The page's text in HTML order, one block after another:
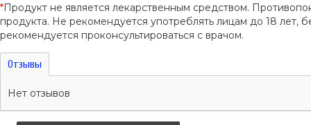
*Продукт не является лекарственным средством.
продукта. Не рекомендуется употреблять лицам до 18
рекомендуется проконсультироваться с врачом.
Отзывы
Нет отзывов